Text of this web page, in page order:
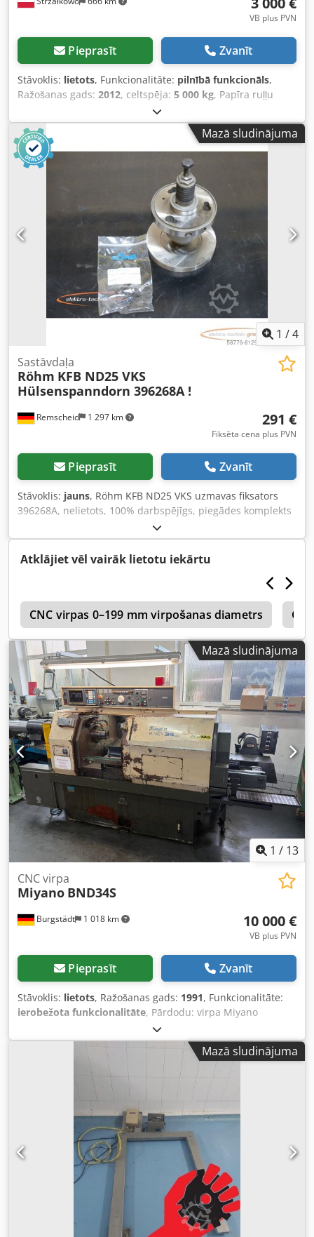
VB plus PVN
Pieprasīt Zvanīt
Stāvoklis: lietots, Funkcionalitāte: pilnībā funkcionāls,
Ražošanas gads: 2012, celtspēja: 5 000 kg, Papīra ruļļu
skava ISO klase: ISO klase 3 = 2500–4999 kg Stāvoklis:
gatava lietošanai un pilnībā funkcionāla Tehniskais
stāvoklis: labs Dkodpszl It Hofx Ah Der Apraksts: Ražošanas
gads 2012, ISO 3A (51 cm), kravnesība 5000 kg, atvēršanas
diapazons 650–1520 mm, platums 1630 mm, kontaktu
plāksnes 900x250 mm, ID OS2059.
Mazā sludinājuma
1 /4
Remscheid 1 297 km
Sastāvdaļa
Röhm KFB ND25 VKS
Hülsenspanndorn 396268A !
291 €
Fiksēta cena plus PVN
Pieprasīt Zvanīt
Stāvoklis: jauns, Röhm KFB ND25 VKS uzmavas fiksators
396268A, nelietots, 100% darbspējīgs, piegādes komplekts
atbilstoši fotogrāfijām. Djdpfxsi Ec Dqo Ah Dokr
Atklājiet vēl vairāk lietotu iekārtu
CNC virpas 0–199 mm virpošanas diametrs
Mazā sludinājuma
1 / 13
Burgstädt 1 018 km
CNC virpa
Miyano BND34S
10 000 €
VB plus PVN
Pieprasīt Zvanīt
Stāvoklis: lietots, Ražošanas gads: 1991, Funkcionalitāte:
ierobežota funkcionalitāte, Pārdodu: virpa Miyano
BND34s ar LNS stieņu padevēju un piederumiem
Pārdošanā ir CNC virpa no ražotāja Miyano. BND34s
modelis ir ideāli piemērots sērijveida ražošanai un tiek
piedāvāts komplektā ar dažādiem piederumiem. Iekārta ir
darba gatavībā un līdz nesenam brīdim tika izmantota
mūsu ražošanā. Dkjdpjxvz A Aefx Ah Der Modelis: Miyano
BND34s Stieņu padevējs: LNS Hydrobar
Mazā sludinājuma